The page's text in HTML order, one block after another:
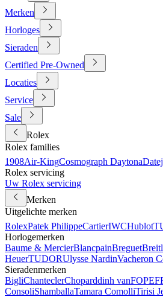
Merken
Horloges
Sieraden
Certified Pre-Owned
Locaties
Service
Sale
Rolex
Rolex families
1908Air-KingCosmograph Daytona
Rolex servicing
Uw Rolex servicing
Merken
Uitgelichte merken
RolexPatek PhilippeCartierIWCHublot
Horlogemerken
Baume & MercierBlancpainBreguet
HeuerTUDORUlysse NardinVacheron
Sieradenmerken
BigliChanteclerChoparddinh vanFOPE
ConsoliShamballaTamara ComolliTirisi